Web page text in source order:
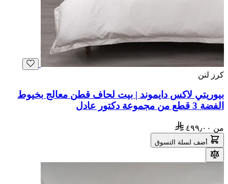
كرز لنن
بيوريتي لاكس دايموند | بيت لحاف قطن معالج بخيوط
الفضة 3 قطع من مجموعة دكتور عادل
من ٤٩٩٫٠٠
أضف لسلة التسوق